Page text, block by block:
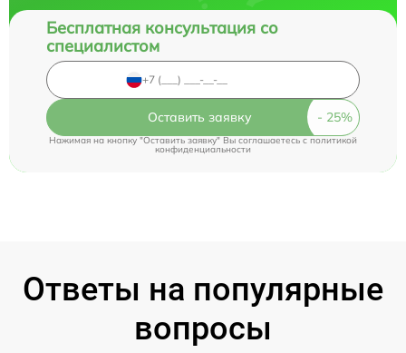
Бесплатная консультация со
специалистом
Оставить заявку
Нажимая на кнопку "Оставить заявку" Вы соглашаетесь cполитикой
конфиденциальности
Ответы на популярные
вопросы